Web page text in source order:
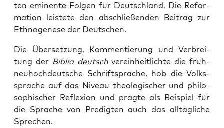
ten emi­nen­te Fol­gen für Deutsch­land. Die Refor­
ma­ti­on leis­te­te den abschlie­ßen­den Bei­trag zur
Eth­no­ge­nese der Deutschen.
Die Über­set­zung, Kom­men­tie­rung und Ver­brei­
tung der Biblia deutschver­ein­heit­lich­te die früh­
neu­hoch­deut­sche Schrift­spra­che, hob die Volks­
spra­che auf das Niveau theo­lo­gi­scher und phi­lo­
so­phi­scher Refle­xi­on und präg­te als Bei­spiel für
die Spra­che von Pre­dig­ten auch das all­täg­li­che
Sprechen.